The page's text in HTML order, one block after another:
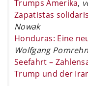
Trumps Amerika,
Zapatistas
Nowak
Honduras: Eine
Wolfgang Pomrehn
Seefahrt –
Trump und der